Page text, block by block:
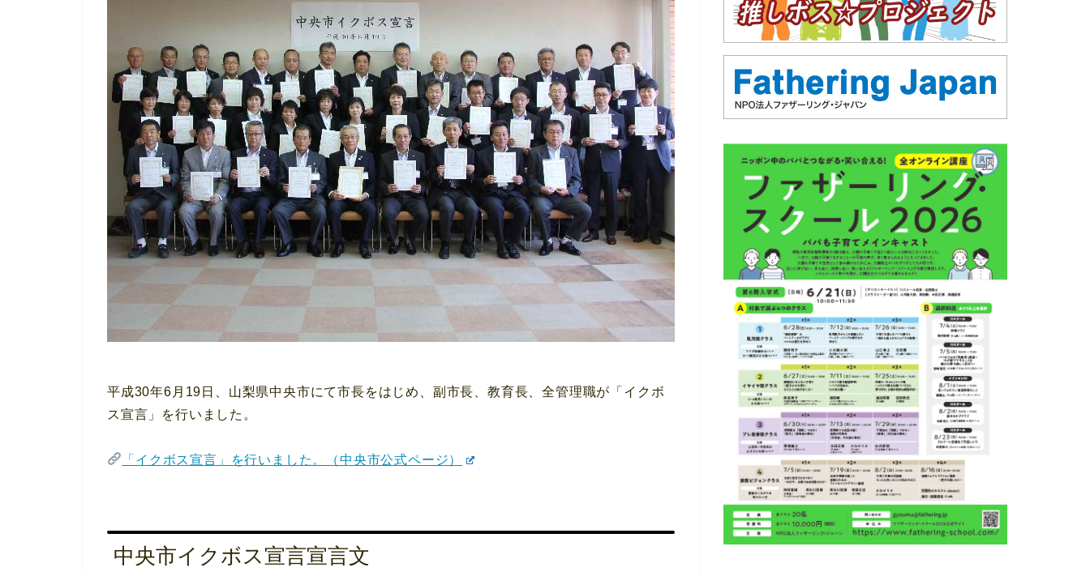
平成30年6月19日、山梨県中央市にて市長をはじめ、副市長、教育長、全管理職が「イクボ
ス宣言」を行いました。
「イクボス宣言」を行いました。（中央市公式ページ）
中央市イクボス宣言宣言文